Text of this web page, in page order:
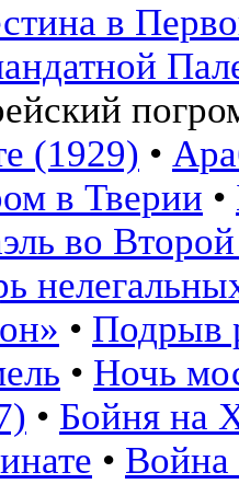
в
(1929) •
в Тверии •
во
• Подрыв
• Ночь
• Бойня на
• Война